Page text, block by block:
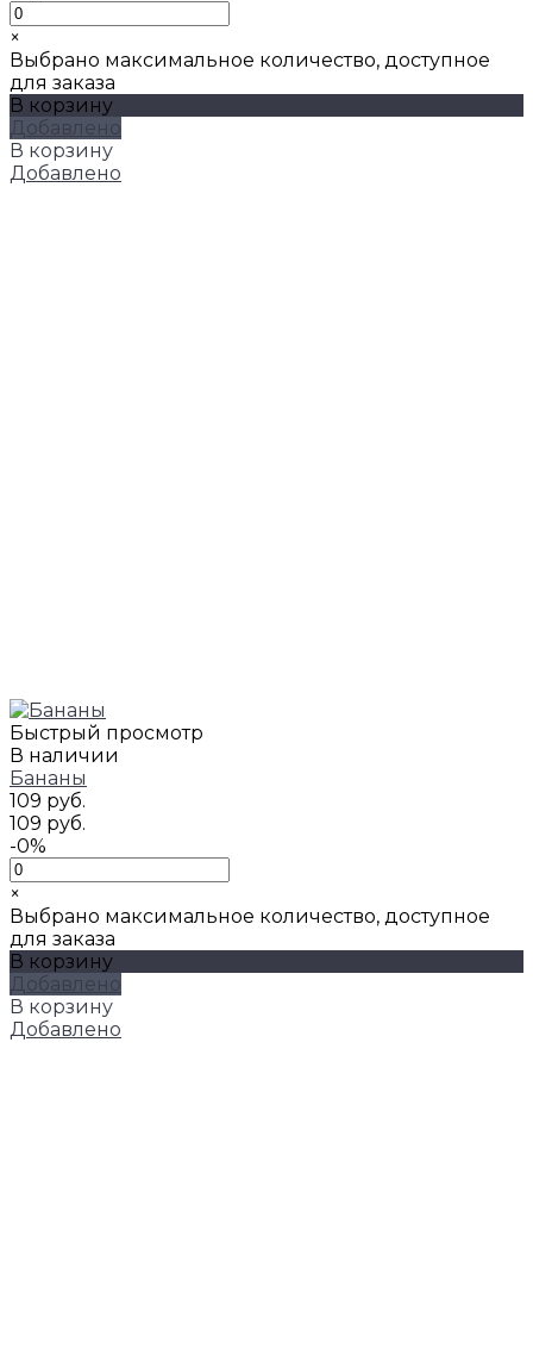
×
Выбрано максимальное количество, доступное
для заказа
В корзину
Добавлено
В корзину
Добавлено
Быстрый просмотр
В наличии
Бананы
109 руб.
109 руб.
-0%
×
Выбрано максимальное количество, доступное
для заказа
В корзину
Добавлено
В корзину
Добавлено